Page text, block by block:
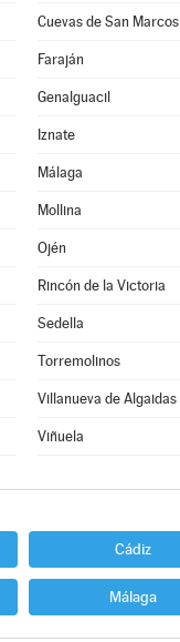
Cuevas de San Marcos
Faraján
Genalguacil
Iznate
Málaga
Mollina
Ojén
Rincón de la Victoria
Sedella
Torremolinos
Villanueva de Algaidas
Viñuela
Cádiz
Málaga